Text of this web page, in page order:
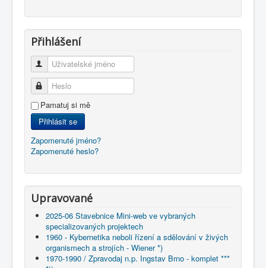
Přihlášení
Uživatelské jméno
Heslo
Pamatuj si mě
Přihlásit se
Zapomenuté jméno?
Zapomenuté heslo?
Upravované
2025-06 Stavebnice Mini-web ve vybraných
specializovaných projektech
1960 - Kybernetika neboli řízení a sdělování v živých
organismech a strojích - Wiener *)
1970-1990 / Zpravodaj n.p. Ingstav Brno - komplet ***